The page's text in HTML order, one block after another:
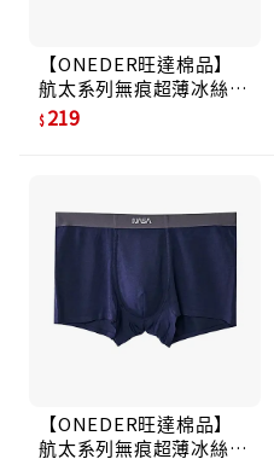
【ONEDER旺達棉品】
航太系列無痕超薄冰絲貼
身褲/ 莫代爾淺藍/ M
219
【ONEDER旺達棉品】
航太系列無痕超薄冰絲貼